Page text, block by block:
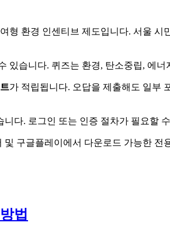
형 환경 인센티브 제도입니다. 서울
있습니다. 퀴즈는 환경, 탄소중립, 에
가 적립됩니다. 오답을 제출해도 일부
다. 로그인 또는 인증 절차가 필요할
구글플레이에서 다운로드 가능한
법